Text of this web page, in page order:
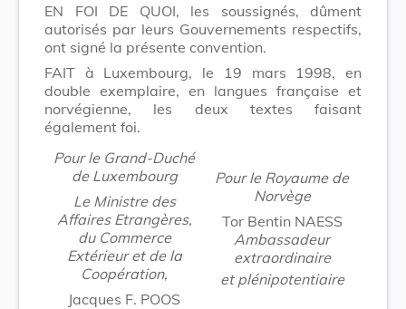
EN FOI DE QUOI, les soussignés, dûment
autorisés par leurs Gouvernements respectifs,
ont signé la présente convention.
FAIT à Luxembourg, le 19 mars 1998, en
double exemplaire, en langues française et
norvégienne, les deux textes faisant
également foi.
Pour le Grand-Duché
de Luxembourg
Le Ministre des
Affaires Etrangères,
du Commerce
Extérieur et de la
Coopération,
Jacques F. POOS
Pour le Royaume de
Norvège
Tor Bentin NAESS
Ambassadeur
extraordinaire
et plénipotentiaire